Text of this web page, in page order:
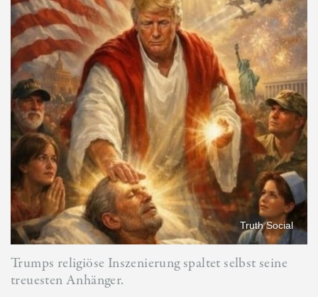
Truth Social
Trumps religiöse Inszenierung spaltet selbst seine
treuesten Anhänger.